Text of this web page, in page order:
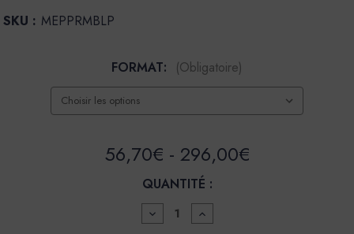
SKU : MEPPRMBLP
FORMAT: (Obligatoire)
56,70€ - 296,00€
QUANTITÉ :
DIMINUER
LA
AUGMENTER
LA